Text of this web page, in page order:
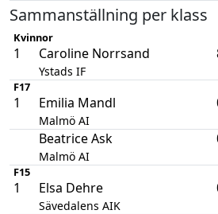
Sammanställning per klass
Kvinnor
1 Caroline Norrsand
Ystads IF
F17
1 Emilia Mandl
Malmö AI
Beatrice Ask
Malmö AI
F15
1 Elsa Dehre
Sävedalens AIK